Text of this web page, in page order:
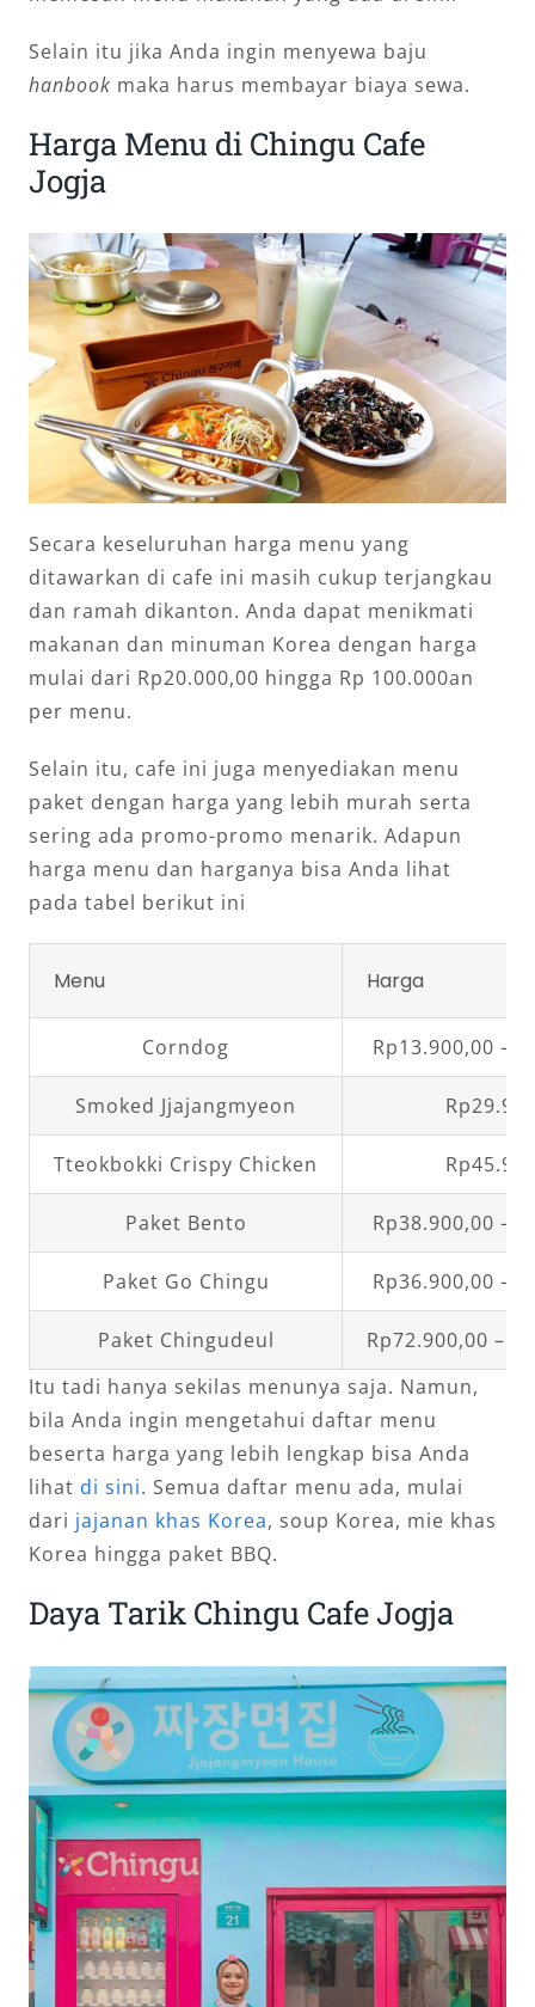
Selain itu jika Anda ingin menyewa baju
hanbook maka harus membayar biaya sewa.
Harga Menu di Chingu Cafe
Jogja
Secara keseluruhan harga menu yang
ditawarkan di cafe ini masih cukup terjangkau
dan ramah dikanton. Anda dapat menikmati
makanan dan minuman Korea dengan harga
mulai dari Rp20.000,00 hingga Rp 100.000an
per menu.
Selain itu, cafe ini juga menyediakan menu
paket dengan harga yang lebih murah serta
sering ada promo-promo menarik. Adapun
harga menu dan harganya bisa Anda lihat
pada tabel berikut ini
Menu Harga
Corndog Rp13.900,00 –
Smoked Jjajangmyeon
Tteokbokki Crispy Chicken
Paket Bento Rp38.900,00 –
Paket Go Chingu Rp36.900,00 –
Paket Chingudeul
Rp72.900,00 –
Itu tadi hanya sekilas menunya saja. Namun,
bila Anda ingin mengetahui daftar menu
beserta harga yang lebih lengkap bisa Anda
lihat di sini. Semua daftar menu ada, mulai
dari jajanan khas Korea, soup Korea, mie khas
Korea hingga paket BBQ.
Daya Tarik Chingu Cafe Jogja